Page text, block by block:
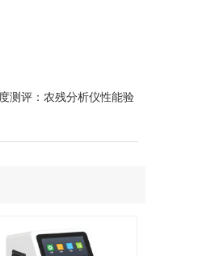
测评：农残分析仪性能验